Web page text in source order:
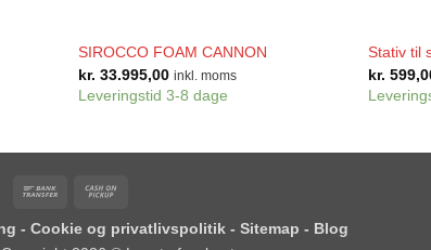
SIROCCO FOAM CANNON
kr. 33.995,00 inkl. moms
Leveringstid 3-8 dage
Stativ til
kr.
Bank
Pickup
- Cookie og privatlivspolitik - Sitemap - Blog